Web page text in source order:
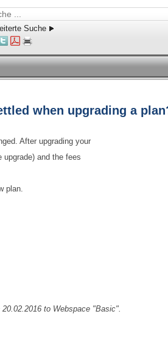
Suche
when upgrading a
After upgrading your
and the fees
plan.
to Webspace "Basic".